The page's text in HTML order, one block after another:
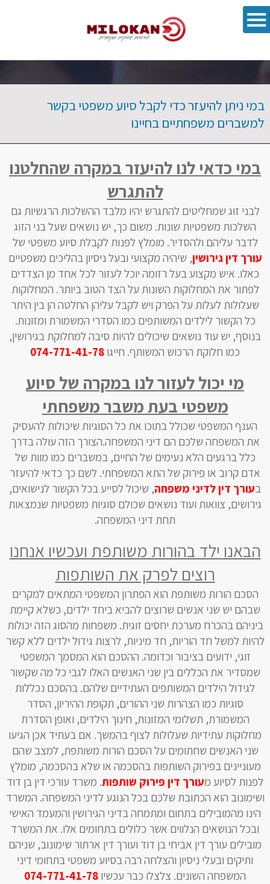
במי ניתן להיעזר כדי לקבל סיוע משפטי בקשר
למשברים משפחתיים בחיינו
במי כדאי לנו להיעזר במקרה שהחלטנו
להתגרש
לבני זוג שמחליטים להתגרש יהיו מלבד ההשלכות הרגשיות גם
השלכות משפטיות שונות. משום כך, יש נושאים שעל בני הזוג
לדבר עליהם ולהסדיר. מומלץ לפנות לקבלת סיוע משפטי של
עורך דין גירושין, שיהיה מקצועי ובעל ניסיון בהליכים משפטיים
כאלו. איש מקצוע בעל רזומה יוכל לעזור לכל אחד מן הצדדים
לפתור את המחלוקות השונות על הצד הטוב ביותר. המחלוקות
שעלולות לעלות על הפרק ויש לקבל עליהן החלטה הן בין היתר
כל הקשור לילדים המשותפים כמו הסדרי המשמורת ומזונות.
בנוסף, יש עוד נושאים שיכולים להיות סיבה למחלוקת בגירושין,
כמו חלוקת הרכוש המשותף. חייגו 074-771-41-78
מי יכול לעזור לנו במקרה של סיוע
משפטי בעת משבר משפחתי
הענף המשפטי שכולל בתוכו את כל הסוגיות שיכולות להעסיק
את המשפחה שלכם הם דיני המשפחה.הצורך הזה עולה בדרך
כלל ברגעים הלא נעימים של החיים, במשברים כמו מוות של
אדם קרוב או פירוק של התא המשפחתי. לשם כך כדאי להיעזר
בעורך דין לדיני משפחה, שיכול לסייע בכל הקשור לנישואים,
גירושים, צוואות ועוד נושאים שכולם סוגיות משפטיות שנמצאות
תחת דיני המשפחה.
הבאנו ילד בהורות משותפת ועכשיו אנחנו
רוצים לפרק את השותפות
הסכם הורות משותפת הוא הפתרון המשפטי המתאים למקרים
שבהם יש שני אנשים שרוצים להביא ביחד ילדים, כשלא קיימת
ביניהם בהכרח מערכת יחסים זוגית. משפחות מהסוג הזה יכולות
להיות למשל חד הוריות, חד מיניות, לרצות גידול ילדים ללא קשר
זוגי, ידועים בציבור וכדומה. ההסכם הוא המסמך המשפטי
שמסדיר את הכללים בין שני האנשים האלו לגבי כל מה שקשור
לגידול הילדים המשותפים העתידיים שלהם. בהסכם נכללות
סוגיות כמו הצהרות שני ההורים, תקופת ההיריון, הסדר
המשמורת, תשלומי המזונות, חינוך הילדים, ואופן הסדרת
מחלוקות עתידיות שעלולות לצוף בהמשך. אם בעתיד אכן הגיעו
שני האנשים שחתומים על הסכם הורות משותפת, למצב שהם
מעוניינים בפירוק השותפות בהסכמה או שלא בהסכמה, מומלץ
לפנות לסיוע מעורך דין פירוק שותפות. משרד עורכי דין בן דוד
ושימונוב הוא הכתובת שלכם בכל הנוגע לדיני המשפחה. המשרד
הינו מהמובילים בתחום ומתמחה בדיני הגירושין והמעמד האישי
ובכל הנושאים הנלווים אשר כלולים בתחומים אלו. את המשרד
מובילים עורך דין אביחי בן דוד ועורך דין ארתור שימונוב, שניהם
ותיקים ובעלי ניסיון והצלחה רבה בסיוע משפטי בתחומי דיני
המשפחה השונים. צלצלו כבר עכשיו 074-771-41-78